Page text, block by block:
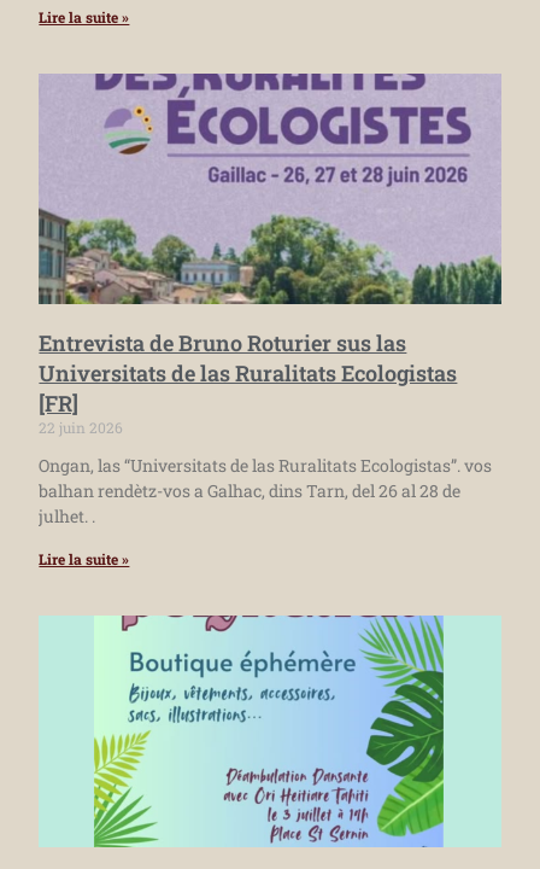
Lire la suite »
Entrevista de Bruno Roturier sus las
Universitats de las Ruralitats Ecologistas
[FR]
22 juin 2026
Ongan, las “Universitats de las Ruralitats Ecologistas”. vos
balhan rendètz-vos a Galhac, dins Tarn, del 26 al 28 de
julhet. .
Lire la suite »